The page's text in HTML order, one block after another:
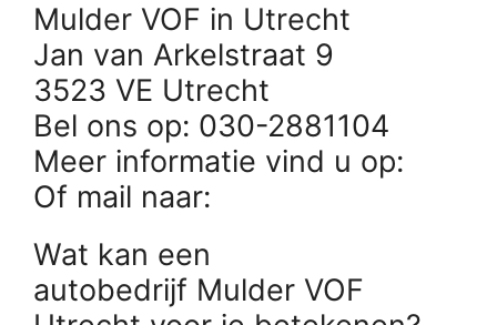
Mulder VOF in Utrecht
Jan van Arkelstraat 9
3523 VE Utrecht
Bel ons op: 030-2881104
Meer informatie vind u op:
Of mail naar:
Wat kan een
autobedrijf Mulder VOF